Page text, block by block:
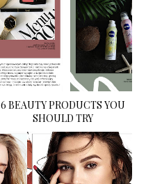
6 BEAUTY PRODUCTS YOU
SHOULD TRY